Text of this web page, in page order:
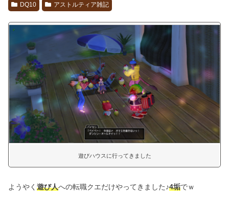
DQ10 アストルティア雑記
遊びハウスに行ってきました
ようやく 遊び人への転職クエだけやってきました♪4垢でｗ